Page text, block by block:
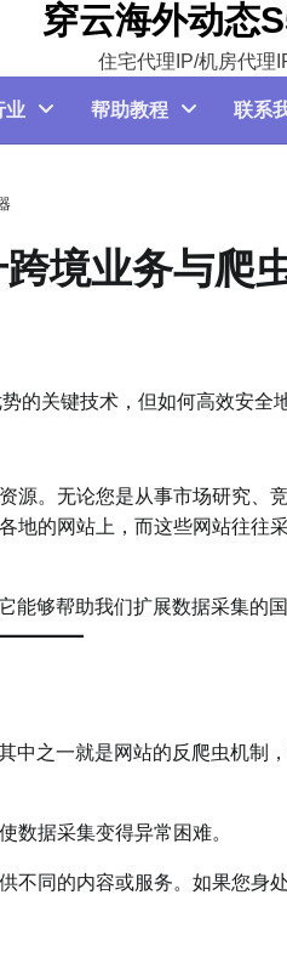
穿云海外动态
住宅代理IP/机房代理
业 帮助教程 联系
境业务与爬
的关键技术，但如何高效安全
源。无论您是从事市场研究、
地的网站上，而这些网站往往
能够帮助我们扩展数据采集的国
中之一就是网站的反爬虫机制
数据采集变得异常困难。
同的内容或服务。如果您身